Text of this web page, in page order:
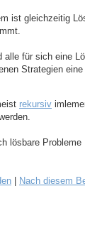
ist gleichzeitig
alle für sich eine
Strategien
rekursiv
lösbare
Nach diesem